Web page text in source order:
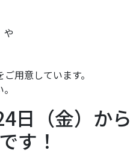
や
用意しています。
日（金）から
す！